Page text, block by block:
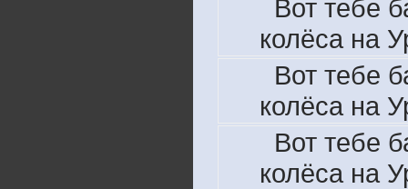
Вот тебе
колёса на
Вот тебе
колёса на
Вот тебе
колёса на